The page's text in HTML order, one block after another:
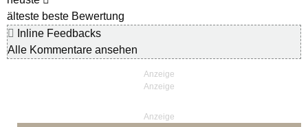
älteste beste Bewertung
Inline Feedbacks
Alle Kommentare ansehen
Anzeige